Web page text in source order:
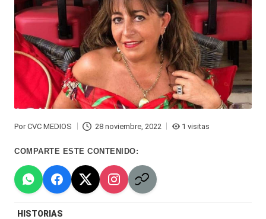
F
ar
á
n
d
ul
a
C
hi
le
Brava,
Gran
Hermano
-
Tendencias
-
Tv
y
PorCVC MEDIOS 28 noviembre, 2022 1 visitas
COMPARTE ESTE CONTENIDO:
HISTORIAS